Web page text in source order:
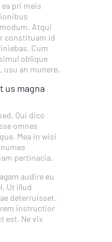
pri meis
Atqui
constituam id
Cum
oblique
an munere.
us magna
Qui dico
omnes
Mea in wisi
pertinacia.
audire eu
Ut illud
deterruisset.
instructior
est. Ne vix